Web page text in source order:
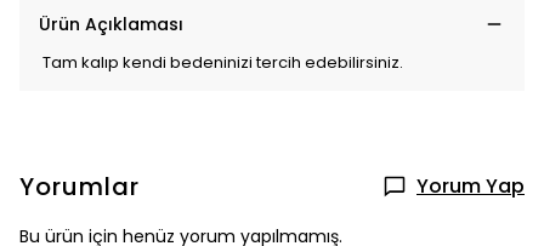
Ürün Açıklaması
Tam kalıp kendi bedeninizi tercih edebilirsiniz.
Yorumlar Yorum Yap
Bu ürün için henüz yorum yapılmamış.